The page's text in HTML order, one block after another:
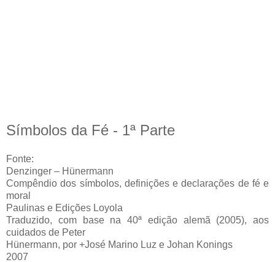
Símbolos da Fé - 1ª Parte
Fonte:
Denzinger – Hünermann
Compêndio dos símbolos, definições e declarações de fé e
moral
Paulinas e Edições Loyola
Traduzido, com base na 40ª edição alemã (2005), aos
cuidados de Peter
Hünermann, por +José Marino Luz e Johan Konings
2007